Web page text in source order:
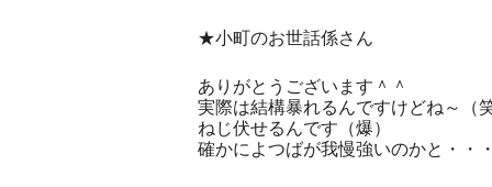
★小町のお世話係さん
ありがとうございます＾＾
実際は結構暴れるんですけどね～（
ねじ伏せるんです（爆）
確かによつばが我慢強いのかと・・